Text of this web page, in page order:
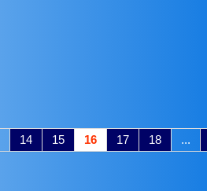
14 15 16 17 18 ...